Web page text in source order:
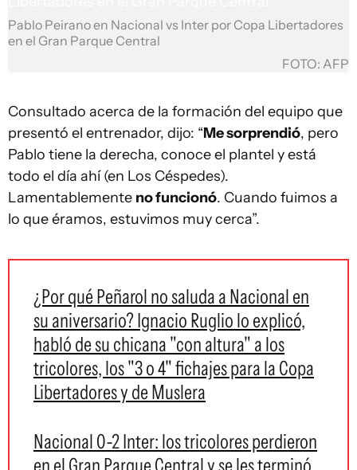
Pablo Peirano en Nacional vs Inter por Copa Libertadores
en el Gran Parque Central
FOTO: AFP
Consultado acerca de la formación del equipo que
presentó el entrenador, dijo: “Me sorprendió, pero
Pablo tiene la derecha, conoce el plantel y está
todo el día ahí (en Los Céspedes).
Lamentablemente no funcionó. Cuando fuimos a
lo que éramos, estuvimos muy cerca”.
¿Por qué Peñarol no saluda a Nacional en
su aniversario? Ignacio Ruglio lo explicó,
habló de su chicana "con altura" a los
tricolores, los "3 o 4" fichajes para la Copa
Libertadores y de Muslera
Nacional 0-2 Inter: los tricolores perdieron
en el Gran Parque Central y se les terminó